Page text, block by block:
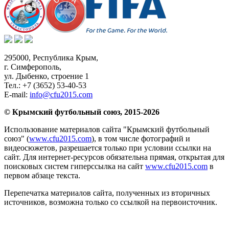
295000, Республика Крым,
г. Симферополь,
ул. Дыбенко, строение 1
Тел.: +7 (3652) 53-40-53
E-mail: info@cfu2015.com
© Крымский футбольный союз, 2015-2026
Использование материалов сайта "Крымский футбольный
союз" (www.cfu2015.com), в том числе фотографий и
видеосюжетов, разрешается только при условии ссылки на
сайт. Для интернет-ресурсов обязательна прямая, открытая для
поисковых систем гиперссылка на сайт www.cfu2015.com в
первом абзаце текста.
Перепечатка материалов сайта, полученных из вторичных
источников, возможна только со ссылкой на первоисточник.